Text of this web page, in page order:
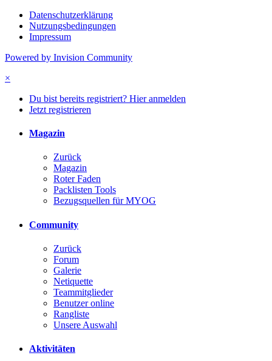
Datenschutzerklärung
Nutzungsbedingungen
Impressum
Powered by Invision Community
×
Du bist bereits registriert? Hier anmelden
Jetzt registrieren
Magazin
Zurück
Magazin
Roter Faden
Packlisten Tools
Bezugsquellen für MYOG
Community
Zurück
Forum
Galerie
Netiquette
Teammitglieder
Benutzer online
Rangliste
Unsere Auswahl
Aktivitäten